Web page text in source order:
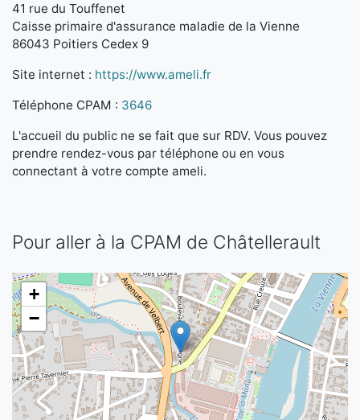
41 rue du Touffenet
Caisse primaire d'assurance maladie de la Vienne
86043 Poitiers Cedex 9
Site internet : https://www.ameli.fr
Téléphone CPAM : 3646
L'accueil du public ne se fait que sur RDV. Vous pouvez
prendre rendez-vous par téléphone ou en vous
connectant à votre compte ameli.
Pour aller à la CPAM de Châtellerault
+
−